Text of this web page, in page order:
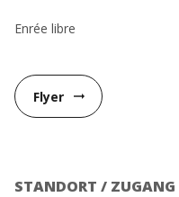
Enrée libre
Flyer arrow_right_alt
STANDORT / ZUGANG